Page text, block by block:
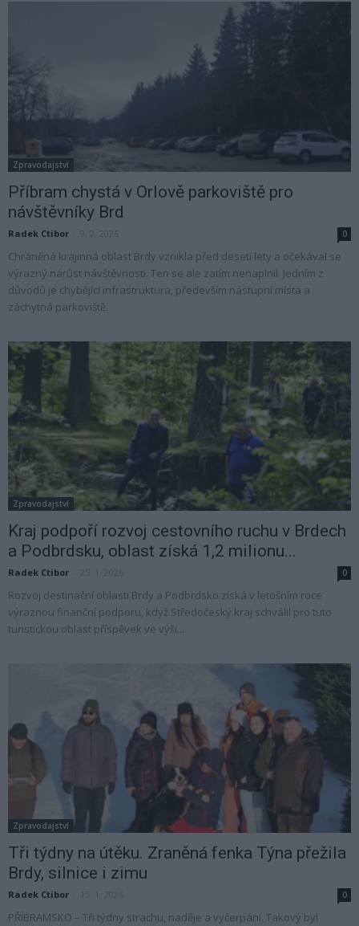
Zpravodajství
Příbram chystá v Orlově parkoviště pro
návštěvníky Brd
Radek Ctibor 0
Chráněná krajinná oblast Brdy vznikla před deseti lety a očekával se
výrazný nárůst návštěvnosti. Ten se ale zatím nenaplnil. Jedním z
důvodů je chybějící infrastruktura, především nástupní místa a
záchytná parkoviště.
Zpravodajství
Kraj podpoří rozvoj cestovního ruchu v Brdech
a Podbrdsku, oblast získá 1,2 milionu...
Radek Ctibor 0
Rozvoj destinační oblasti Brdy a Podbrdsko získá v letošním roce
výraznou finanční podporu, když Středočeský kraj schválil pro tuto
turistickou oblast příspěvek ve výši...
Zpravodajství
Tři týdny na útěku. Zraněná fenka Týna přežila
Brdy, silnice i zimu
Radek Ctibor 0
PŘÍBRAMSKO – Tři týdny strachu, naděje a vyčerpání. Takový byl